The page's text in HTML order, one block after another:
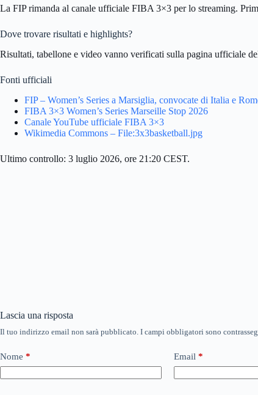
La FIP rimanda al canale ufficiale FIBA 3×3 per lo streaming.
Dove trovare risultati e highlights?
Risultati, tabellone e video vanno verificati sulla pagina ufficiale
Fonti ufficiali
FIP – Women’s Series a Marsiglia, convocate di Italia e
FIBA 3×3 Women’s Series Marseille Stop 2026
Canale YouTube ufficiale FIBA 3×3
Wikimedia Commons – File:3x3basketball.jpg
Ultimo controllo: 3 luglio 2026, ore 21:20 CEST.
Lascia una risposta
Il tuo indirizzo email non sarà pubblicato. I campi obbligatori sono
Nome * Email *